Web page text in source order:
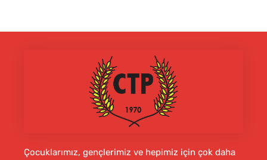
Çocuklarımız, gençlerimiz ve hepimiz için çok daha